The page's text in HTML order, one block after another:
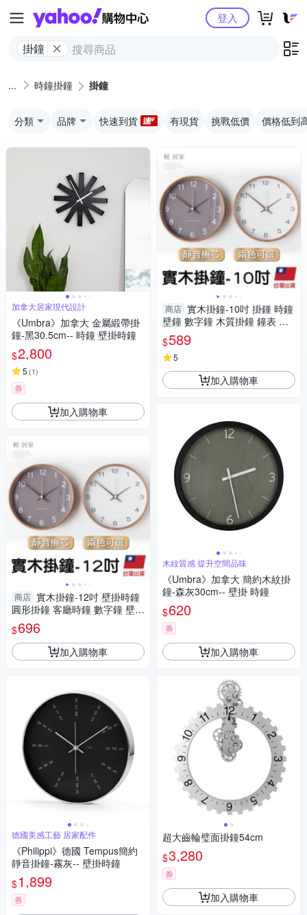
Yahoo購物中心
掛鐘
登入
時鐘掛鐘 掛鐘
分類 品牌 快速到貨 有現貨 挑戰低價 價格低到
加拿大居家現代設計
《Umbra》加拿大 金屬緞帶掛
鐘-黑30.5cm-- 時鐘 壁掛時鐘
$2,800
5 (1)
券
加入購物車
商店 實木掛鐘-12吋 壁掛時鐘
圓形掛鐘 客廳時鐘 數字鐘 壁
鐘-輕居家8637
$696
加入購物車
德國美感工藝 居家配件
《Philippi》德國 Tempus簡約
靜音掛鐘-霧灰-- 壁掛時鐘
$1,899
券
商店 實木掛鐘-10吋 掛鍾 時鐘
壁鐘 數字鐘 木質掛鐘 鐘表 石
英鐘-輕居家8636
$589
5
加入購物車
木紋質感 提升空間品味
《Umbra》加拿大 簡約木紋掛
鐘-森灰30cm-- 壁掛 時鐘
$620
券
加入購物車
超大齒輪璧面掛鐘54cm
$3,280
券
加入購物車